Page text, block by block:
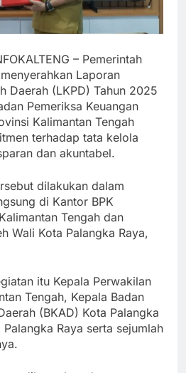
– Pemerintah
Laporan
Daerah (LKPD) Tahun 2025
Pemeriksa Keuangan
Kalimantan Tengah
terhadap tata kelola
dan akuntabel.
dilakukan dalam
di Kantor BPK
Tengah dan
Wali Kota Palangka Raya,
itu Kepala Perwakilan
Tengah, Kepala Badan
(BKAD) Kota Palangka
Raya serta sejumlah